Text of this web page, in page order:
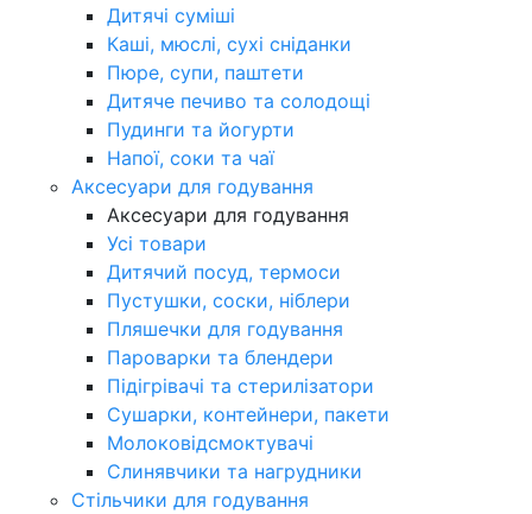
Дитячі суміші
Каші, мюслі, сухі сніданки
Пюре, супи, паштети
Дитяче печиво та солодощі
Пудинги та йогурти
Напої, соки та чаї
Аксесуари для годування
Аксесуари для годування
Усі товари
Дитячий посуд, термоси
Пустушки, соски, ніблери
Пляшечки для годування
Пароварки та блендери
Підігрівачі та стерилізатори
Сушарки, контейнери, пакети
Молоковідсмоктувачі
Слинявчики та нагрудники
Стільчики для годування